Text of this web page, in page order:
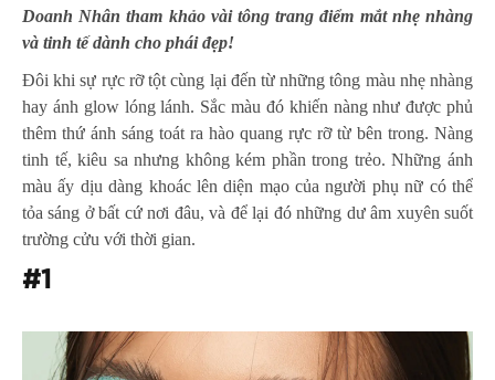
Doanh Nhân tham khảo vài tông trang điểm mắt nhẹ nhàng
và tinh tế dành cho phái đẹp!
Đôi khi sự rực rỡ tột cùng lại đến từ những tông màu nhẹ nhàng
hay ánh glow lóng lánh. Sắc màu đó khiến nàng như được phủ
thêm thứ ánh sáng toát ra hào quang rực rỡ từ bên trong. Nàng
tinh tế, kiêu sa nhưng không kém phần trong trẻo. Những ánh
màu ấy dịu dàng khoác lên diện mạo của người phụ nữ có thể
tỏa sáng ở bất cứ nơi đâu, và để lại đó những dư âm xuyên suốt
trường cửu với thời gian.
#1